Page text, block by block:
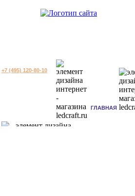
+7 (495) 120-80-10
ГЛАВНАЯ